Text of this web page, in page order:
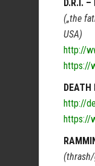
D.R.I.
(„the
USA)
http://
https://
DEATH
http://
https://